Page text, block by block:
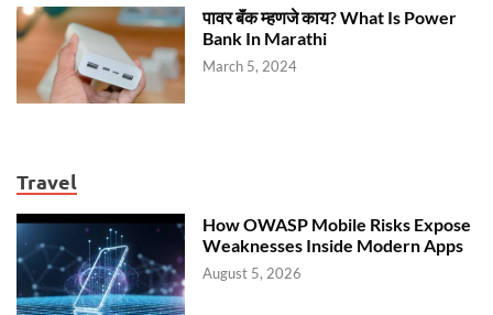
पावर बॅंक म्हणजे काय? What Is Power
Bank In Marathi
March 5, 2024
Travel
How OWASP Mobile Risks Expose
Weaknesses Inside Modern Apps
August 5, 2026